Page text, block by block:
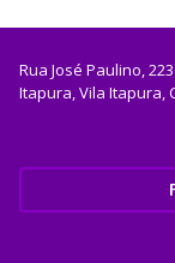
Rua José Paulino,
Itapura, Vila Itapura,